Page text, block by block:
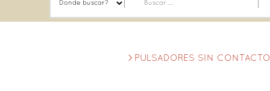
PULSADORES SIN CONTACTO